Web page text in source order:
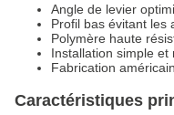
Angle de levier
Profil bas évitant les
Polymère haute
Installation simple et
Fabrication
Caractéristiques